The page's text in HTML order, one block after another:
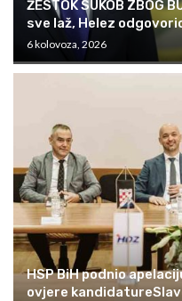
ŽESTOK SUKOB ZBOG
sve laž, Helez
6 kolovoza, 2026
HSP BiH podnio
ovjere